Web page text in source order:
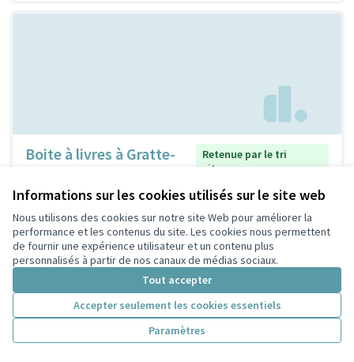
Informations sur les cookies utilisés sur le site web
Nous utilisons des cookies sur notre site Web pour améliorer la
performance et les contenus du site. Les cookies nous permettent
de fournir une expérience utilisateur et un contenu plus
personnalisés à partir de nos canaux de médias sociaux.
Tout accepter
Accepter seulement les cookies essentiels
Paramètres
Boite à livres à Gratte-
Retenue par le tri
citoyen
Emma
2 5